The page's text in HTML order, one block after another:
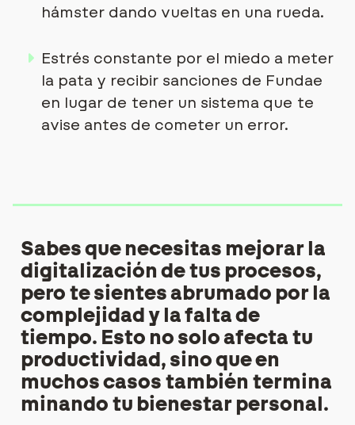
hámster dando vueltas en una rueda.
Estrés constante por el miedo a meter
la pata y recibir sanciones de Fundae
en lugar de tener un sistema que te
avise antes de cometer un error.
Sabes que necesitas mejorar la
digitalización de tus procesos,
pero te sientes abrumado por la
complejidad y la falta de
tiempo. Esto no solo afecta tu
productividad, sino que en
muchos casos también termina
minando tu bienestar personal.